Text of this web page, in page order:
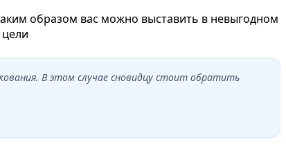
образом вас можно выставить в невыгодном
В этом случае сновидцу стоит обратить